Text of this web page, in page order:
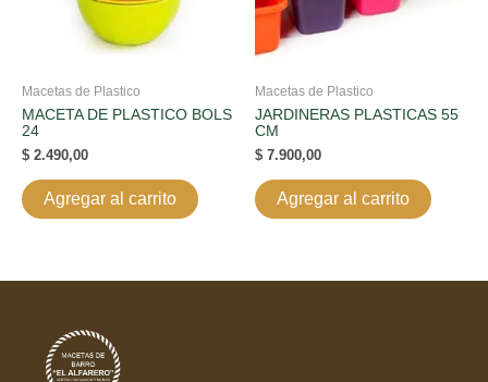
Macetas de Plastico
MACETA DE PLASTICO BOLS
24
$ 2.490,00
Agregar al carrito
Macetas de Plastico
JARDINERAS PLASTICAS 55
CM
$ 7.900,00
Agregar al carrito